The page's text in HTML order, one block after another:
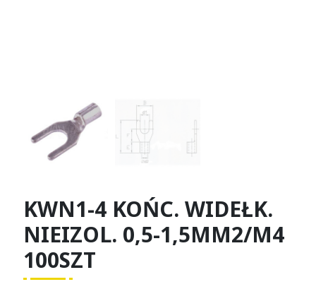
KWN1-4 KOŃC. WIDEŁK.
NIEIZOL. 0,5-1,5MM2/M4
100SZT